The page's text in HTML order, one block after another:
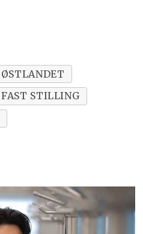
ØSTLANDET
FAST STILLING